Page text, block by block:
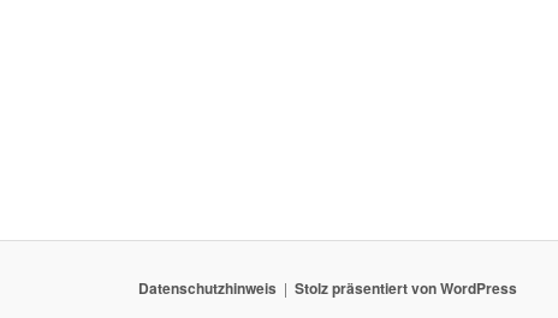
Datenschutzhinweis Stolz präsentiert von WordPress